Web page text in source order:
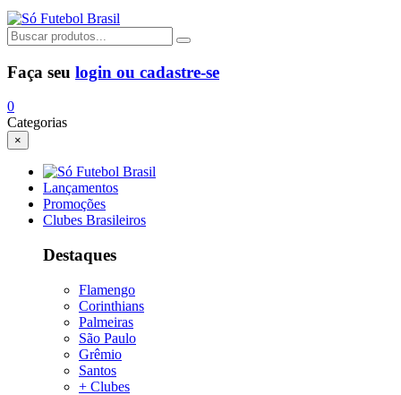
Faça seu login ou cadastre-se
0
Categorias
×
Lançamentos
Promoções
Clubes Brasileiros
Destaques
Flamengo
Corinthians
Palmeiras
São Paulo
Grêmio
Santos
+ Clubes